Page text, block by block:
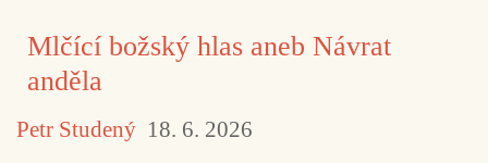
Mlčící božský hlas aneb Návrat
anděla
Petr Studený 18. 6. 2026